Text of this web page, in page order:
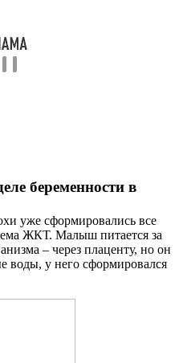
беременности в
уже сформировались все
ЖКТ. Малыш питается за
– через плаценту, но он
воды, у него сформировался